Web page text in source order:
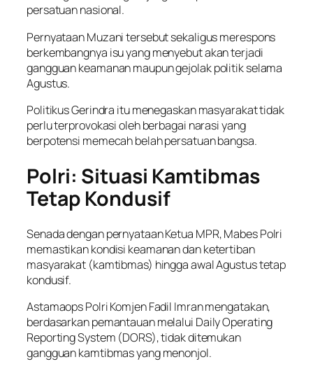
persatuan nasional.
Pernyataan Muzani tersebut sekaligus merespons
berkembangnya isu yang menyebut akan terjadi
gangguan keamanan maupun gejolak politik selama
Agustus.
Politikus Gerindra itu menegaskan masyarakat tidak
perlu terprovokasi oleh berbagai narasi yang
berpotensi memecah belah persatuan bangsa.
Polri: Situasi Kamtibmas
Tetap Kondusif
Senada dengan pernyataan Ketua MPR, Mabes Polri
memastikan kondisi keamanan dan ketertiban
masyarakat (kamtibmas) hingga awal Agustus tetap
kondusif.
Astamaops Polri Komjen Fadil Imran mengatakan,
berdasarkan pemantauan melalui Daily Operating
Reporting System (DORS), tidak ditemukan
gangguan kamtibmas yang menonjol.